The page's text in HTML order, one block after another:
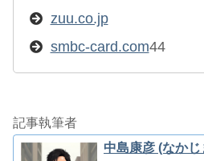
zuu.co.jp
smbc-card.com44
記事執筆者
中島康彦 (なか